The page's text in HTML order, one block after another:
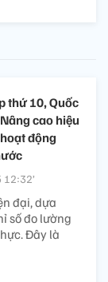
thứ 10, Quốc
cao hiệu
động
đại, dựa
số đo lường
Đây là